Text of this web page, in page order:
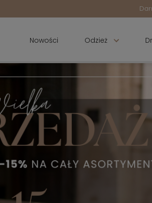
Nowości Odzież